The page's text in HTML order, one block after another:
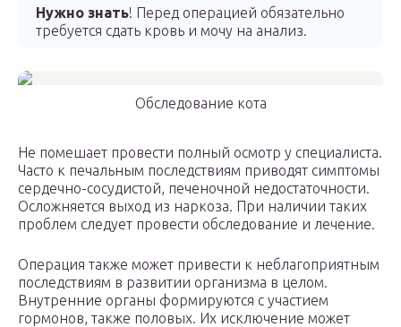
Нужно знать! Перед операцией обязательно
требуется сдать кровь и мочу на анализ.
Обследование кота
Не помешает провести полный осмотр у специалиста.
Часто к печальным последствиям приводят симптомы
сердечно-сосудистой, печеночной недостаточности.
Осложняется выход из наркоза. При наличии таких
проблем следует провести обследование и лечение.
Операция также может привести к неблагоприятным
последствиям в развитии организма в целом.
Внутренние органы формируются с участием
гормонов, также половых. Их исключение может